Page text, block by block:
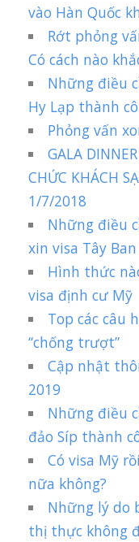
vào Hàn Quốc
Rớt phỏng
Có cách nào
Những điều
Hy Lạp thành
Phỏng vấn
GALA
CHỨC KHÁCH
1/7/2018
Những điều
xin visa Tây
Hình thức
visa định cư Mỹ
Top các câu
“chống trượt”
Cập nhật
2019
Những điều
đảo Síp thành
Có visa Mỹ
nữa không?
Những lý do
thị thực không